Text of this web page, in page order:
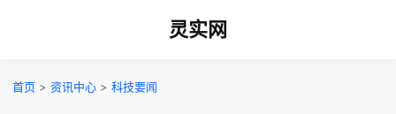
灵实网
首页 > 资讯中心 > 科技要闻